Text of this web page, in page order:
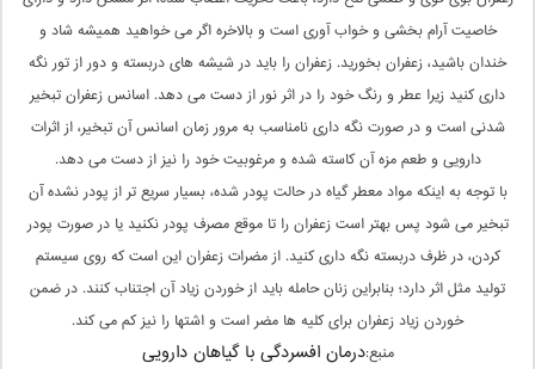
خاصیت آرام بخشی و خواب آوری است و بالاخره اگر می خواهید همیشه شاد و
خندان باشید، زعفران بخورید. زعفران را باید در شیشه های دربسته و دور از تور نگه
داری کنید زیرا عطر و رنگ خود را در اثر نور از دست می دهد. اسانس زعفران تبخیر
شدنی است و در صورت نگه داری نامناسب به مرور زمان اسانس آن تبخیر، از اثرات
دارویی و طعم مزه آن کاسته شده و مرغوبیت خود را نیز از دست می دهد.
با توجه به اینکه مواد معطر گیاه در حالت پودر شده، بسیار سریع تر از پودر نشده آن
تبخیر می شود پس بهتر است زعفران را تا موقع مصرف پودر نکنید یا در صورت پودر
کردن، در ظرف دربسته نگه داری کنید. از مضرات زعفران این است که روی سیستم
تولید مثل اثر دارد؛ بنابراین زنان حامله باید از خوردن زیاد آن اجتناب کنند. در ضمن
خوردن زیاد زعفران برای کلیه ها مضر است و اشتها را نیز کم می کند.
منبع:درمان افسردگی با گیاهان دارویی